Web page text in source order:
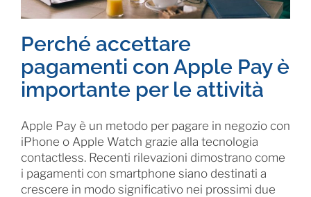
Perché accettare
pagamenti con Apple Pay è
importante per le attività
Apple Pay è un metodo per pagare in negozio con
iPhone o Apple Watch grazie alla tecnologia
contactless. Recenti rilevazioni dimostrano come
i pagamenti con smartphone siano destinati a
crescere in modo significativo nei prossimi due